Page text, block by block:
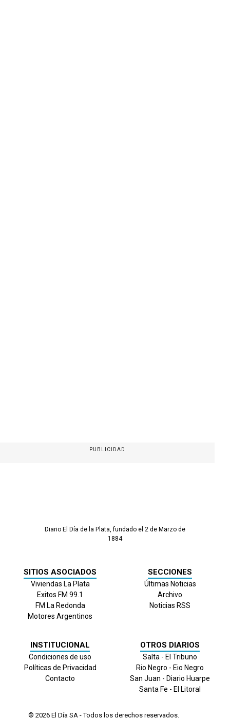
PUBLICIDAD
Diario El Día de la Plata, fundado el 2 de Marzo de
1884
SITIOS ASOCIADOS
Viviendas La Plata
Exitos FM 99.1
FM La Redonda
Motores Argentinos
SECCIONES
Últimas Noticias
Archivo
Noticias RSS
INSTITUCIONAL
Condiciones de uso
Políticas de Privacidad
Contacto
OTROS DIARIOS
Salta - El Tribuno
Rio Negro - Eio Negro
San Juan - Diario Huarpe
Santa Fe - El Litoral
© 2026 El Día SA - Todos los derechos reservados.